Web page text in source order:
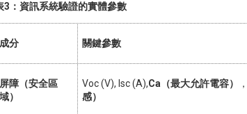
3：資訊系統驗證的實體參數
成分 關鍵參數
屏障（安全區
域）
Voc (V), Isc (A),Ca（最大允許電容） ，
感）